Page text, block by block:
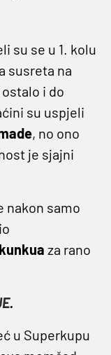
su se u 1. kolu
susreta na
i do
su uspjeli
, no ono
je sjajni
nakon samo
za rano
.
u Superkupu